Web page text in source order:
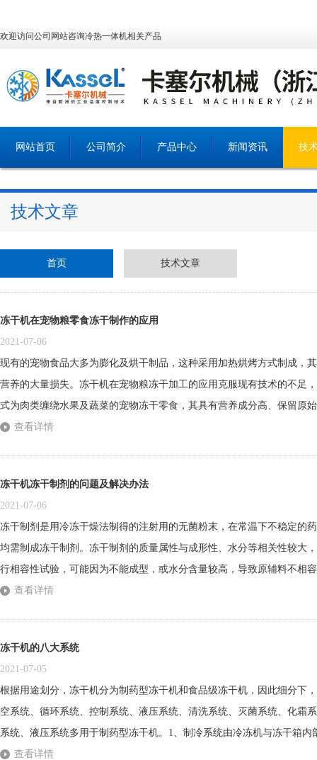
欢迎访问公司网站咨询冷热一体机相关产品
网站首页 公司简介 产品中心 新闻资讯 技
技术文章
首页 技术文章
冻干机在宠物粮零食冻干制作的应用
2021-07-06
现有的宠物食品大多为膨化及烘干制品，这种采用加热烘烤方式制成，
营养的大量损失。冻干机在宠物粮冻干加工的应用克服现有技术的不足
式为肉类缠绕水果及蔬菜的宠物冻干零食，其具有营养成分高、保留原
制作方法为先将水果或蔬菜切成片或块，将肉切成条或块，将肉片/块在
查看详情
冻干机冻干制剂的问题及解决办法
2021-07-06
冻干制剂是用冷冻干燥法制得的注射用的无菌粉末，在常温下不稳定的
均需制成冻干制剂。冻干制剂的质量属性与成形性、水分等相关性较大
行相容性试验，可能因为不能成型，或水分含量较高，导致原辅料不相
的问题以及解决的办法1.含水量偏高的原因：①装入容器液层过厚；②
查看详情
冻干机的八大系统
2021-07-05
根据用途划分，冻干机分为制药型冻干机和食品级冻干机，因此细分下
空系统、循环系统、控制系统、液压系统、清洗系统、灭菌系统、化霜
系统、液压系统多用于制药型冻干机。1、制冷系统由冷冻机与冻干箱
箱和冷凝器进行制冷,以产生和维持它们工作时所需要的低温。2、真空
查看详情